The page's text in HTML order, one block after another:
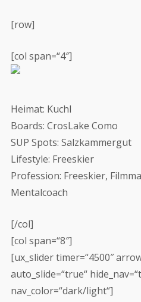
[row]
[col span=“4″]
Heimat: Kuchl
Boards: CrosLake Como
SUP Spots: Salzkammergut
Lifestyle: Freeskier
Profession: Freeskier,
Mentalcoach
[/col]
[col span=“8″]
[ux_slider timer=“4500″
auto_slide=“true“
nav_color=“dark/light“]